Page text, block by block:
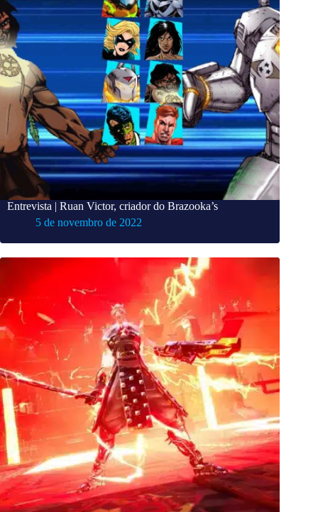
Entrevista | Ruan Victor, criador do Brazooka’s
5 de novembro de 2022